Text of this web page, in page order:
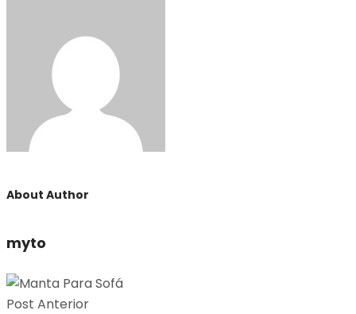
About Author
myto
Post Anterior